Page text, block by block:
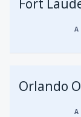
A
Orlando
A